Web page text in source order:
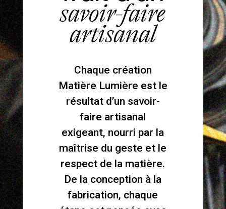
savoir-faire
artisanal
Chaque création
Matière Lumière est le
résultat d’un savoir-
faire artisanal
exigeant, nourri par la
maîtrise du geste et le
respect de la matière.
De la conception à la
fabrication, chaque